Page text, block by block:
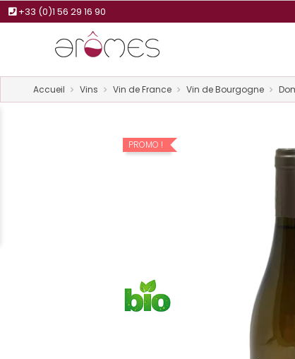
+33 (0)1 56 29 16 90
Accueil Vins Vin de France Vin de Bourgogne
PROMO !